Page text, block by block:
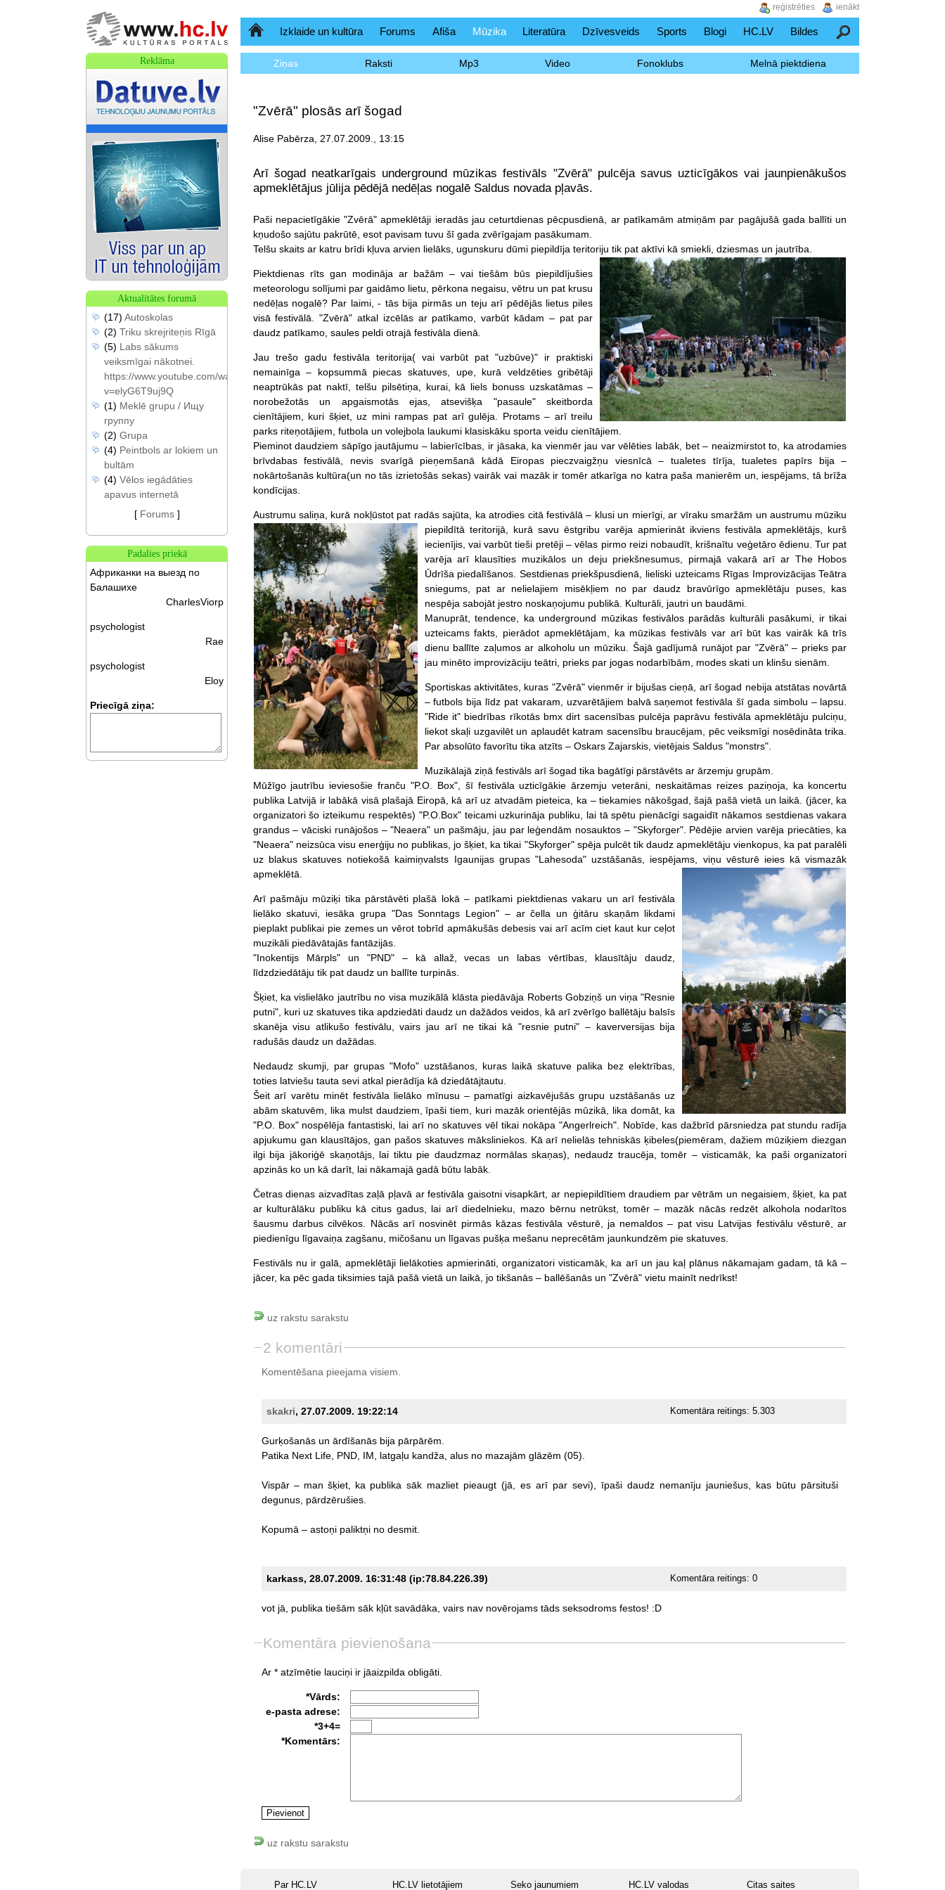
SākumlapaIzklaide un kultūra Forums Afiša Mūzika Literatūra Dzīvesveids Sports Blogi HC.LV Bildes Meklēšana
Ziņas Raksti Mp3 Video Fonoklubs Melnā piektdiena
"Zvērā" plosās arī šogad
Alise Pabērza, 27.07.2009., 13:15
Arī šogad neatkarīgais underground mūzikas festivāls "Zvērā" pulcēja savus uzticīgākos vai jaunpienākušos
apmeklētājus jūlija pēdējā nedēļas nogalē Saldus novada pļavās.
Paši nepacietīgākie "Zvērā" apmeklētāji ieradās jau ceturtdienas pēcpusdienā, ar patīkamām atmiņām par pagājušā gada ballīti un
kņudošo sajūtu pakrūtē, esot pavisam tuvu šī gada zvērīgajam pasākumam.
Telšu skaits ar katru brīdi kļuva arvien lielāks, ugunskuru dūmi piepildīja teritoriju tik pat aktīvi kā smiekli, dziesmas un jautrība.
Piektdienas rīts gan modināja ar bažām – vai tiešām būs piepildījušies
meteorologu solījumi par gaidāmo lietu, pērkona negaisu, vētru un pat krusu
nedēļas nogalē? Par laimi, - tās bija pirmās un teju arī pēdējās lietus piles
visā festivālā. "Zvērā" atkal izcēlās ar patīkamo, varbūt kādam – pat par
daudz patīkamo, saules peldi otrajā festivāla dienā.
Jau trešo gadu festivāla teritorija( vai varbūt pat "uzbūve)" ir praktiski
nemainīga – kopsummā piecas skatuves, upe, kurā veldzēties gribētāji
neaptrūkās pat naktī, telšu pilsētiņa, kurai, kā liels bonuss uzskatāmas –
norobežotās un apgaismotās ejas, atsevišķa "pasaule" skeitborda
cienītājiem, kuri šķiet, uz mini rampas pat arī gulēja. Protams – arī treilu
parks riteņotājiem, futbola un volejbola laukumi klasiskāku sporta veidu cienītājiem.
Pieminot daudziem sāpīgo jautājumu – labierīcības, ir jāsaka, ka vienmēr jau var vēlēties labāk, bet – neaizmirstot to, ka atrodamies
brīvdabas festivālā, nevis svarīgā pieņemšanā kādā Eiropas pieczvaigžņu viesnīcā – tualetes tīrīja, tualetes papīrs bija –
nokārtošanās kultūra(un no tās izrietošās sekas) vairāk vai mazāk ir tomēr atkarīga no katra paša manierēm un, iespējams, tā brīža
kondīcijas.
Austrumu saliņa, kurā nokļūstot pat radās sajūta, ka atrodies citā festivālā – klusi un mierīgi, ar vīraku smaržām un austrumu mūziku
piepildītā teritorijā, kurā savu ēstgribu varēja apmierināt ikviens festivāla apmeklētājs, kurš
iecienījis, vai varbūt tieši pretēji – vēlas pirmo reizi nobaudīt, krišnaītu veģetāro ēdienu. Tur pat
varēja arī klausīties muzikālos un deju priekšnesumus, pirmajā vakarā arī ar The Hobos
Ūdrīša piedalīšanos. Sestdienas priekšpusdienā, lieliski uzteicams Rīgas Improvizācijas Teātra
sniegums, pat ar nelielajiem misēkļiem no par daudz bravūrīgo apmeklētāju puses, kas
nespēja sabojāt jestro noskaņojumu publikā. Kulturāli, jautri un baudāmi.
Manuprāt, tendence, ka underground mūzikas festivālos parādās kulturāli pasākumi, ir tikai
uzteicams fakts, pierādot apmeklētājam, ka mūzikas festivāls var arī būt kas vairāk kā trīs
dienu ballīte zaļumos ar alkoholu un mūziku. Šajā gadījumā runājot par "Zvērā" – prieks par
jau minēto improvizāciju teātri, prieks par jogas nodarbībām, modes skati un klinšu sienām.
Sportiskas aktivitātes, kuras "Zvērā" vienmēr ir bijušas cieņā, arī šogad nebija atstātas novārtā
– futbols bija līdz pat vakaram, uzvarētājiem balvā saņemot festivāla šī gada simbolu – lapsu.
"Ride it" biedrības rīkotās bmx dirt sacensības pulcēja paprāvu festivāla apmeklētāju pulciņu,
liekot skaļi uzgavilēt un aplaudēt katram sacensību braucējam, pēc veiksmīgi nosēdināta trika.
Par absolūto favorītu tika atzīts – Oskars Zajarskis, vietējais Saldus "monstrs".
Muzikālajā ziņā festivāls arī šogad tika bagātīgi pārstāvēts ar ārzemju grupām.
Mūžīgo jautrību ieviesošie franču "P.O. Box", šī festivāla uzticīgākie ārzemju veterāni, neskaitāmas reizes paziņoja, ka koncertu
publika Latvijā ir labākā visā plašajā Eiropā, kā arī uz atvadām pieteica, ka – tiekamies nākošgad, šajā pašā vietā un laikā. (jācer, ka
organizatori šo izteikumu respektēs) "P.O.Box" teicami uzkurināja publiku, lai tā spētu pienācīgi sagaidīt nākamos sestdienas vakara
grandus – vāciski runājošos – "Neaera" un pašmāju, jau par leģendām nosauktos – "Skyforger". Pēdējie arvien varēja priecāties, ka
"Neaera" neizsūca visu enerģiju no publikas, jo šķiet, ka tikai "Skyforger" spēja pulcēt tik daudz apmeklētāju vienkopus, ka pat paralēli
uz blakus skatuves notiekošā kaimiņvalsts Igaunijas grupas "Lahesoda" uzstāšanās, iespējams, viņu vēsturē ieies kā vismazāk
apmeklētā.
Arī pašmāju mūziķi tika pārstāvēti plašā lokā – patīkami piektdienas vakaru un arī festivāla
lielāko skatuvi, iesāka grupa "Das Sonntags Legion" – ar čella un ģitāru skaņām likdami
pieplakt publikai pie zemes un vērot tobrīd apmākušās debesis vai arī acīm ciet kaut kur ceļot
muzikāli piedāvātajās fantāzijās.
"Inokentijs Mārpls" un "PND" – kā allaž, vecas un labas vērtības, klausītāju daudz,
līdzdziedātāju tik pat daudz un ballīte turpinās.
Šķiet, ka vislielāko jautrību no visa muzikālā klāsta piedāvāja Roberts Gobziņš un viņa "Resnie
putni", kuri uz skatuves tika apdziedāti daudz un dažādos veidos, kā arī zvērīgo ballētāju balsīs
skanēja visu atlikušo festivālu, vairs jau arī ne tikai kā "resnie putni" – kaverversijas bija
radušās daudz un dažādas.
Nedaudz skumji, par grupas "Mofo" uzstāšanos, kuras laikā skatuve palika bez elektrības,
toties latviešu tauta sevi atkal pierādīja kā dziedātājtautu.
Šeit arī varētu minēt festivāla lielāko mīnusu – pamatīgi aizkavējušās grupu uzstāšanās uz
abām skatuvēm, lika mulst daudziem, īpaši tiem, kuri mazāk orientējās mūzikā, lika domāt, ka
"P.O. Box" nospēlēja fantastiski, lai arī no skatuves vēl tikai nokāpa "Angerlreich". Nobīde, kas dažbrīd pārsniedza pat stundu radīja
apjukumu gan klausītājos, gan pašos skatuves māksliniekos. Kā arī nelielās tehniskās ķibeles(piemēram, dažiem mūziķiem diezgan
ilgi bija jākoriģē skaņotājs, lai tiktu pie daudzmaz normālas skaņas), nedaudz traucēja, tomēr – visticamāk, ka paši organizatori
apzinās ko un kā darīt, lai nākamajā gadā būtu labāk.
Četras dienas aizvadītas zaļā pļavā ar festivāla gaisotni visapkārt, ar nepiepildītiem draudiem par vētrām un negaisiem, šķiet, ka pat
ar kulturālāku publiku kā citus gadus, lai arī diedelnieku, mazo bērnu netrūkst, tomēr – mazāk nācās redzēt alkohola nodarītos
šausmu darbus cilvēkos. Nācās arī nosvinēt pirmās kāzas festivāla vēsturē, ja nemaldos – pat visu Latvijas festivālu vēsturē, ar
piedienīgu līgavaiņa zagšanu, mičošanu un līgavas pušķa mešanu neprecētām jaunkundzēm pie skatuves.
Festivāls nu ir galā, apmeklētāji lielākoties apmierināti, organizatori visticamāk, ka arī un jau kaļ plānus nākamajam gadam, tā kā –
jācer, ka pēc gada tiksimies tajā pašā vietā un laikā, jo tikšanās – ballēšanās un "Zvērā" vietu mainīt nedrīkst!
uz rakstu sarakstu
2 komentāri
Komentēšana pieejama visiem.
skakri, 27.07.2009. 19:22:14 Komentāra reitings:5.303
Gurķošanās un ārdīšanās bija pārpārēm.
Patika Next Life, PND, IM, latgaļu kandža, alus no mazajām glāzēm (05).
Vispār – man šķiet, ka publika sāk mazliet pieaugt (jā, es arī par sevi), īpaši daudz nemanīju jauniešus, kas būtu pārsituši
degunus, pārdzērušies.
Kopumā – astoņi paliktņi no desmit.
karkass, 28.07.2009. 16:31:48 (ip:78.84.226.39) Komentāra reitings:0
vot jā, publika tiešām sāk kļūt savādāka, vairs nav novērojams tāds seksodroms festos! :D
Komentāra pievienošana
Ar * atzīmētie lauciņi ir jāaizpilda obligāti.
*Vārds:
e-pasta adrese:
*3+4=
*Komentārs:
uz rakstu sarakstu
Par HC.LV HC.LV lietotājiem Seko jaunumiem HC.LV valodas Citas saites
Reklāma
Aktualitātes forumā
(17) Autoskolas
(2) Triku skrejriteņis Rīgā
(5) Labs sākums
veiksmīgai nākotnei.
https://www.youtube.com/watch?
v=elyG6T9uj9Q
(1) Meklē grupu / Ищу
группу
(2) Grupa
(4) Peintbols ar lokiem un
bultām
(4) Vēlos iegādāties
apavus internetā
[ Forums]
Padalies priekā
Африканки на выезд по
Балашихе
CharlesViorp
psychologist
Rae
psychologist
Eloy
Priecīgā ziņa:
ienākt
reģistrēties